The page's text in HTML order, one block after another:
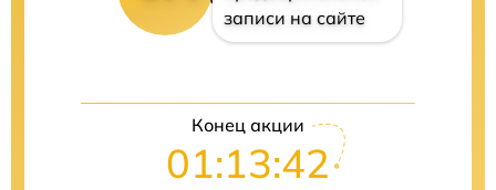
записи на сайте
Конец акции
01:13:41